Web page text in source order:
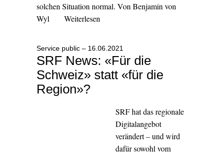
solchen Situation normal. Von Benjamin von
Wyl
Weiterlesen
Service public – 16.06.2021
SRF News: «Für die
Schweiz» statt «für die
Region»?
SRF hat das regionale
Digitalangebot
verändert – und wird
dafür sowohl vom